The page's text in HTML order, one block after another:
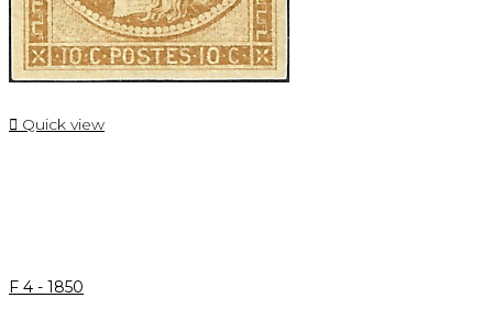
 Quick view
F 4 - 1850